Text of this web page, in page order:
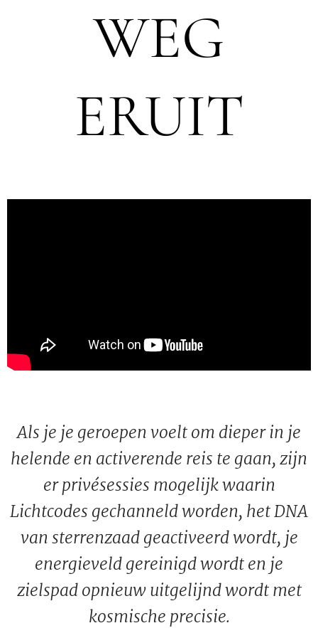
WEG
ERUIT
Als je je geroepen voelt om dieper in je
helende en activerende reis te gaan, zijn
er privésessies mogelijk waarin
Lichtcodes gechanneld worden, het DNA
van sterrenzaad geactiveerd wordt, je
energieveld gereinigd wordt en je
zielspad opnieuw uitgelijnd wordt met
kosmische precisie.